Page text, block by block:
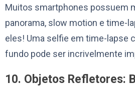
Muitos smartphones possuem
panorama, slow motion e time-
eles! Uma selfie em time-lapse
fundo pode ser incrivelmente
10. Objetos Refletores: